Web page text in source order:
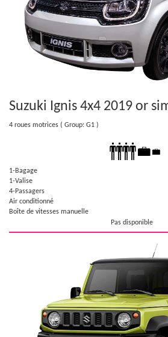
Suzuki Ignis 4x4 2019 or
4 roues motrices ( Group: G1 )
1-Bagage
1-Valise
4-Passagers
Air conditionné
Boîte de vitesses manuelle
Pas disponible